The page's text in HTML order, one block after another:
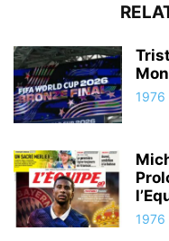
1976
1976